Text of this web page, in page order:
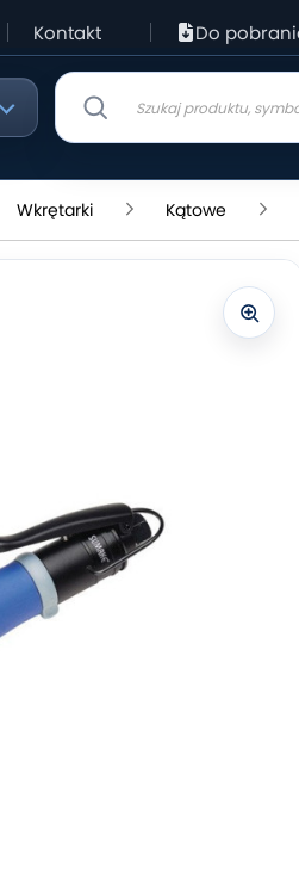
Kontakt Do
Wkrętarki Kątowe